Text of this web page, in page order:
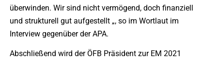
überwinden. Wir sind nicht vermögend, doch finanziell
und strukturell gut aufgestellt „, so im Wortlaut im
Interview gegenüber der APA.
Abschließend wird der ÖFB Präsident zur EM 2021